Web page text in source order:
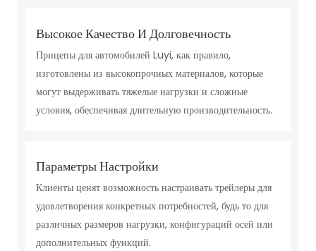
Высокое Качество И Долговечность
Прицепы для автомобилей Luyi, как правило,
изготовлены из высокопрочных материалов, которые
могут выдерживать тяжелые нагрузки и сложные
условия, обеспечивая длительную производительность.
Параметры Настройки
Клиенты ценят возможность настраивать трейлеры для
удовлетворения конкретных потребностей, будь то для
различных размеров нагрузки, конфигураций осей или
дополнительных функций.